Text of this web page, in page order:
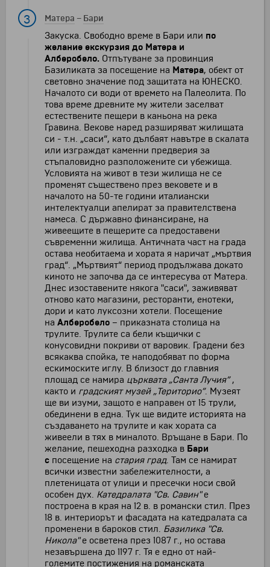
3 Матера – Бари
Закуска. Свободно време в Бари или по
желание екскурзия до Матера и
Алберобело. Отпътуване за провинция
Базиликата за посещение на Матера, обект от
световно значение под защитата на ЮНЕСКО.
Началото си води от времето на Палеолита. По
това време древните му жители заселват
естествените пещери в каньона на река
Гравина. Векове наред разширяват жилищата
си - т.н. „саси“, като дълбаят навътре в скалата
или изграждат каменни предверия за
стъпаловидно разположените си убежища.
Условията на живот в тези жилища не се
променят съществено през вековете и в
началото на 50-те години италиански
интелектуалци апелират за правителствена
намеса. С държавно финансиране, на
живеещите в пещерите са предоставени
съвременни жилища. Античната част на града
остава необитаема и хората я наричат „мъртвия
град“. „Мъртвият“ период продължава докато
киното не започва да се интересува от Матера.
Днес изоставените някога "саси", заживяват
отново като магазини, ресторанти, енотеки,
дори и като луксозни хотели. Посещение
на Алберобело – приказната столица на
трулите. Трулите са бели къщички с
конусовидни покриви от варовик. Градени без
всякаква спойка, те наподобяват по форма
ескимоските иглу. В близост до главния
площад се намира църквата „Санта Лучия”,
както и градският музей „Територио”. Музеят
ще ви изуми, защото е направен от 15 трули,
обединени в една. Тук ще видите историята на
създаването на трулите и как хората са
живеели в тях в миналото. Връщане в Бари. По
желание, пешеходна разходка в Бари
с посещение на стария град. Там се намират
всички известни забележителности, а
плетеницата от улици и пресечки носи свой
особен дух. Катедралата "Св. Савин"е
построена в края на 12 в. в романски стил. През
18 в. интериорът и фасадата на катедралата са
променени в бароков стил. Базилика "Св.
Никола"е осветена през 1087 г., но остава
незавършена до 1197 г. Тя е едно от най-
големите постижения на романската